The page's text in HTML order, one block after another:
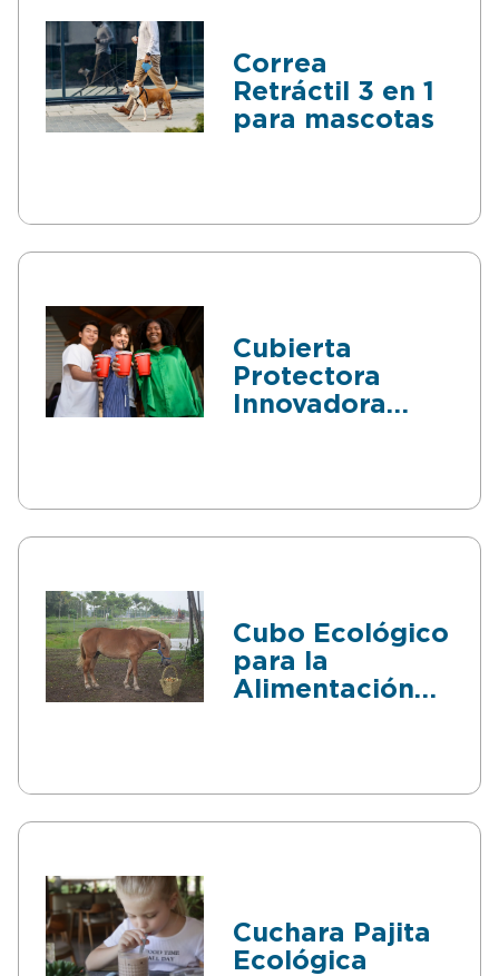
Correa
Retráctil 3 en 1
para mascotas
Cubierta
Protectora
Innovadora
Cubo Ecológico
para la
Alimentación
Cuchara Pajita
Ecológica